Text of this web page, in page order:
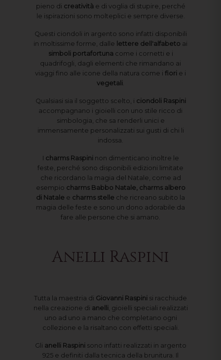
pieno di creatività e di voglia di stupire, perché
le ispirazioni sono molteplici e sempre diverse.
Questi ciondoli in argento sono infatti disponibili
in moltissime forme, dalle lettere dell'alfabeto ai
simboli portafortuna come i cornetti e i
quadrifogli, dagli elementi che rimandano ai
viaggi fino alle icone della natura come i fiori e i
vegetali.
Qualsiasi sia il soggetto scelto, i ciondoli Raspini
accompagnano i gioielli con uno stile ricco di
simbologia, che sa renderli unici e
immensamente personalizzati sui gusti di chi li
indossa.
I charms Raspini non dimenticano inoltre le
feste, perché sono disponibili edizioni limitate
che ricordano la magia del Natale, come ad
esempio charms Babbo Natale, charms albero
di Natale e charms stelle che ricreano subito la
magia delle feste e sono un dono adorabile da
fare alle persone che si amano.
Anelli Raspini
Tutta la maestria di Giovanni Raspini si racchiude
nella creazione di anelli, gioielli speciali realizzati
uno ad uno a mano che completano ogni
collezione e la risaltano con effetti speciali.
Gli anelli Raspinisono infatti realizzati in argento
925 e definiti dalla tecnica della brunitura. Il